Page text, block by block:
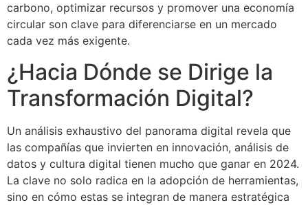
carbono, optimizar recursos y promover una economía
circular son clave para diferenciarse en un mercado
cada vez más exigente.
¿Hacia Dónde se Dirige la
Transformación Digital?
Un análisis exhaustivo del panorama digital revela que
las compañías que invierten en innovación, análisis de
datos y cultura digital tienen mucho que ganar en 2024.
La clave no solo radica en la adopción de herramientas,
sino en cómo estas se integran de manera estratégica